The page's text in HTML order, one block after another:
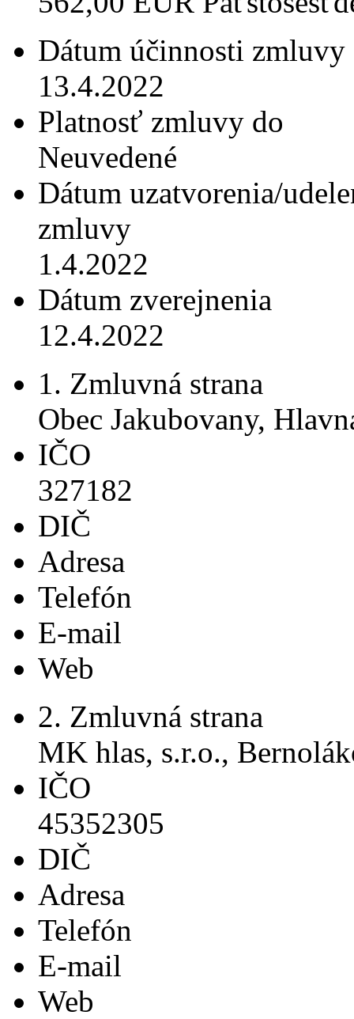
Dátum účinnosti zmluvy
13.4.2022
Platnosť zmluvy do
Neuvedené
Dátum uzatvorenia/
zmluvy
1.4.2022
Dátum zverejnenia
12.4.2022
1. Zmluvná strana
Obec Jakubovany,
IČO
327182
DIČ
Adresa
Telefón
E-mail
Web
2. Zmluvná strana
MK hlas, s.r.o.,
IČO
45352305
DIČ
Adresa
Telefón
E-mail
Web